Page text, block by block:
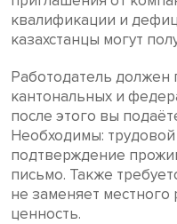
квалификации и
казахстанцы могут
Работодатель должен
кантональных и
после этого вы
Необходимы:
подтверждение
письмо. Также
не заменяет местного
ценность.